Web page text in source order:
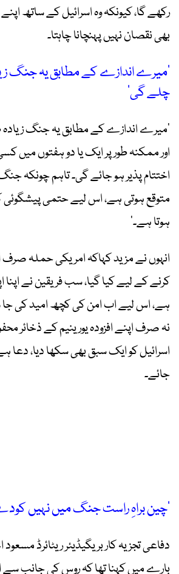
رکھے گا، کیونکہ وہ اسرائیل کے ساتھ
بھی نقصان نہیں پہنچانا چاہتا۔
’میرے اندازے کے مطابق یہ جنگ
چلے گی‘
’میرے اندازے کے مطابق یہ جنگ
اور ممکنہ طور پر ایک یا دو ہفتوں میں
اختتام پذیر ہو جائے گی۔ تاہم چونکہ
متوقع ہوتی ہے، اس لیے حتمی
ہوتا ہے۔‘
انہوں نے مزید کہاکہ امریکی حملہ
کرنے کے لیے کیا گیا، سب فریقین نے اپنا
ہے، اس لیے اب امن کی کچھ امید کی جا
نہ صرف اپنے افزودہ یورینیم کے ذخائر
اسرائیل کو ایک سبق بھی سکھا دیا،
جائے۔
’چین براہِ راست جنگ میں نہیں
دفاعی تجزیہ کار بریگیڈیئر ریٹائرڈ
بارے میں کہنا تھا کہ روس کی جانب سے